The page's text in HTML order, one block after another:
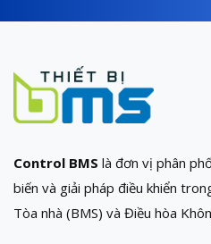
Control BMS là đơn vị phân
biến và giải pháp điều khiển
Tòa nhà (BMS) và Điều hòa